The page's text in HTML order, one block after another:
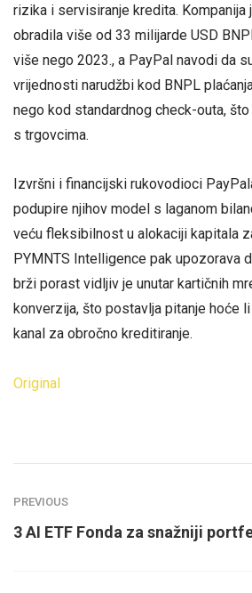
rizika i servisiranje kredita. Kompanija
obradila više od 33 milijarde USD
više nego 2023., a PayPal navodi da
vrijednosti narudžbi kod BNPL
nego kod standardnog check-outa,
s trgovcima.
Izvršni i financijski rukovodioci
podupire njihov model s laganom
veću fleksibilnost u alokaciji kapitala
PYMNTS Intelligence pak upozorava
brži porast vidljiv je unutar kartičnih
konverzija, što postavlja pitanje hoće
kanal za obročno kreditiranje.
Original
PREVIOUS
3 AI ETF Fonda za snažniji